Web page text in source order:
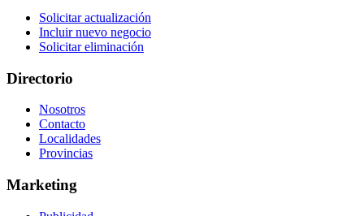
Solicitar actualización
Incluir nuevo negocio
Solicitar eliminación
Directorio
Nosotros
Contacto
Localidades
Provincias
Marketing